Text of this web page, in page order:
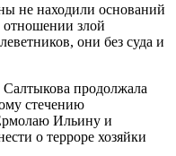
не находили оснований
отношении злой
они без суда и
Салтыкова продолжала
стечению
Ильину и
о терроре хозяйки